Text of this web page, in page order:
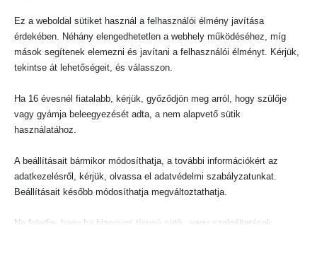
KAPCSOLATFELVÉTEL
CÍM:
1066 Budapest, Ó utca 16.
TELEFON:
EMAIL:
rendeles@evangeliumikiado.hu
Ez a weboldal sütiket használ a felhasználói élmény javítása
érdekében. Néhány elengedhetetlen a webhely működéséhez, míg
mások segítenek elemezni és javítani a felhasználói élményt. Kérjük,
tekintse át lehetőségeit, és válasszon.
Ha 16 évesnél fiatalabb, kérjük, győződjön meg arról, hogy szülője
vagy gyámja beleegyezését adta, a nem alapvető sütik
használatához.
A beállításait bármikor módosíthatja, a további információkért az
adatkezelésről, kérjük, olvassa el adatvédelmi szabályzatunkat.
Beállításait később módosíthatja megváltoztathatja.
Ne feledje, hogy ha bizonyos típusú sütik, vagy szolgáltatások